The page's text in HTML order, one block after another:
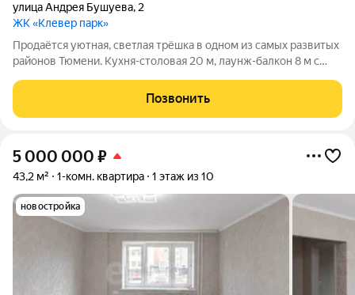
улица Андрея Бушуева, 2
ЖК «Клевер парк»
Продаётся уютная, светлая трёшка в одном из самых развитых
районов Тюмени. Кухня-столовая 20 м, лаунж-балкон 8 м с
О квартире: - Три изолированные комнаты. - Кухня-столовая
20 м. - Тёплый
Позвонить
5 000 000 ₽
43,2 м² 1-комн. квартира 1 этаж из 10
новостройка